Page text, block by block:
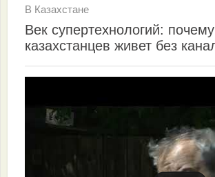
В Казахстане
Век супертехнологий:
казахстанцев живет без